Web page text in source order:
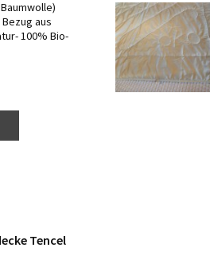
aus
100% Bio-
geeignet
Tencel